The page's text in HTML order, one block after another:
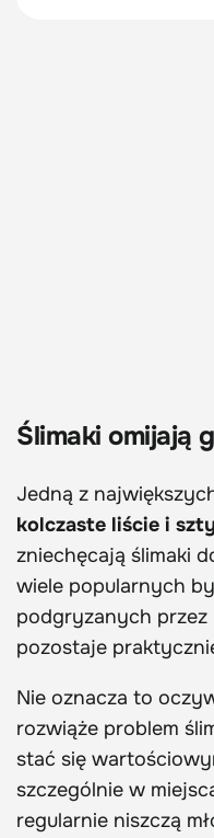
Ślimaki omijają
Jedną z
kolczaste liście i
zniechęcają ślimaki
wiele popularnych
podgryzanych przez
pozostaje
Nie oznacza to
rozwiąże problem
stać się
szczególnie w
regularnie niszczą